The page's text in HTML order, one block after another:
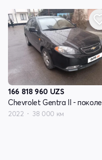
166 818 960 UZS
2022 38 000 км